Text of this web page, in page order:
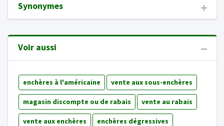
Synonymes
Voir aussi
enchères à l'américaine vente aux sous-enchères
magasin discompte ou de rabais vente au rabais
vente aux enchères enchères dégressives